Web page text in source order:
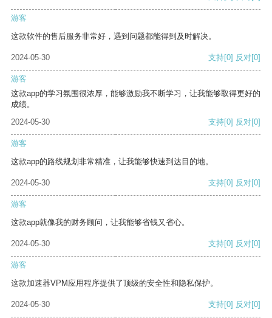
游客
这款软件的售后服务非常好，遇到问题都能得到及时解决。
2024-05-30 支持[0] 反对[0]
游客
这款app的学习氛围很浓厚，能够激励我不断学习，让我能够取得更好的
成绩。
2024-05-30
支持[0] 反对[0]
游客
这款app的路线规划非常精准，让我能够快速到达目的地。
2024-05-30 支持[0] 反对[0]
游客
这款app就像我的财务顾问，让我能够省钱又省心。
2024-05-30 支持[0] 反对[0]
游客
这款加速器VPM应用程序提供了顶级的安全性和隐私保护。
2024-05-30 支持[0] 反对[0]